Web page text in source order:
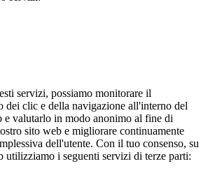
servizi, possiamo monitorare il
dei clic e della navigazione all'interno del
e valutarlo in modo anonimo al fine di
sito web e migliorare continuamente
dell'utente. Con il tuo consenso, su
utilizziamo i seguenti servizi di terze parti: